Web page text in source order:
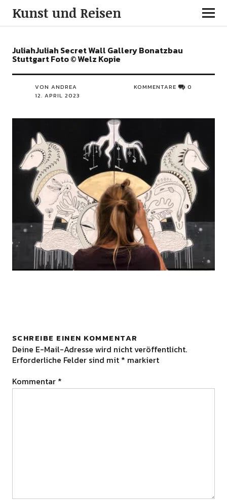
Kunst und Reisen
JuliahJuliah Secret Wall Gallery Bonatzbau
Stuttgart Foto © Welz Kopie
VON ANDREA
12. APRIL 2023
KOMMENTARE 0
SCHREIBE EINEN KOMMENTAR
Deine E-Mail-Adresse wird nicht veröffentlicht.
Erforderliche Felder sind mit * markiert
Kommentar *